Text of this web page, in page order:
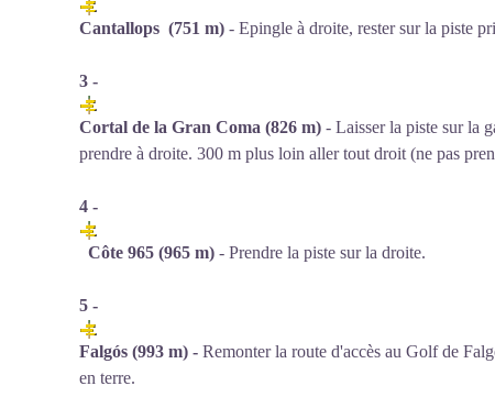
Cantallops (751 m) - Epingle à droite, rester sur la piste
3 -
Cortal de la Gran Coma (826 m) - Laisser la piste sur la
prendre à droite. 300 m plus loin aller tout droit (ne pas
4 -
Côte 965 (965 m) - Prendre la piste sur la droite.
5 -
Falgós (993 m) - Remonter la route d'accès au Golf de
en terre.